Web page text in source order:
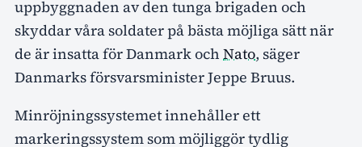
uppbyggnaden av den tunga brigaden och
skyddar våra soldater på bästa möjliga sätt när
de är insatta för Danmark och Nato, säger
Danmarks försvarsminister Jeppe Bruus.
Minröjningssystemet innehåller ett
markeringssystem som möjliggör tydlig